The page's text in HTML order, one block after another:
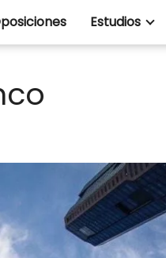
Estudios